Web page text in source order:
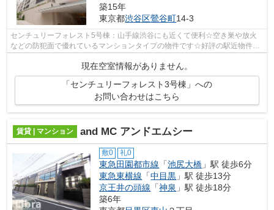
築15年
東京都渋谷区鶯谷町14-3
センチュリーフォレスト5号棟：山手線渋谷にも近くて便利☆空き巣や放火
などの防犯面で優れているマンションタイプの物件です☆好評の駅近物件と
なっており、駅より徒歩9分に立地してい...
現在空室情報がありません。
「センチュリーフォレスト3号棟」への
お問い合わせはこちら
賃貸 | マンション and MC アンドエムシー
敷0 礼0
東急田園都市線 「池尻大橋 」駅 徒歩6分
東急東横線 「中目黒 」駅 徒歩13分
京王井の頭線 「神泉 」駅 徒歩18分
築6年